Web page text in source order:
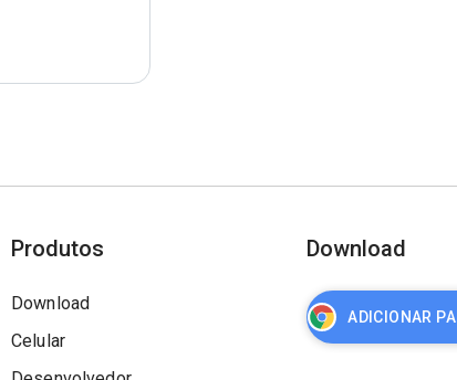
Produtos
Download
Celular
Download
ADICIONAR